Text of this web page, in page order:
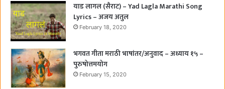
याड लागल (सैराट) – Yad Lagla Marathi Song
Lyrics – अजय अतुल
February 18, 2020
भगवत गीता मराठी भाषांतर/अनुवाद – अध्याय १५ –
पुरुषोत्तमयोग
February 15, 2020